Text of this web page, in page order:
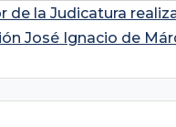
de la Judicatura
José Ignacio de